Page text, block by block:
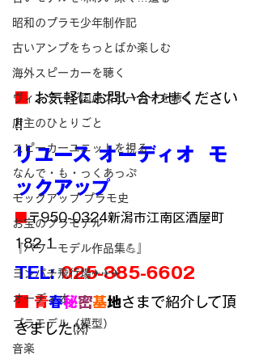
昭和のプラモ少年制作記
古いアンプをちっとばか楽しむ
海外スピーカーを聴く
ヴィンテージ国産スピーカーを聴く
店主のひとりごと
スピーカーユニットを視る
なんで・も・っくあっぷ
モックアップ プラモ史
お宝のプラモデル
『パワーモデル作品集💪』
ヨンパチ飛行場✈✈✈
オーディオ
プラモデル（模型）
音楽
■ お気軽にお問い合わせください
!!
リユース オーディオ  モ
ックアップ
■〒950-0324新潟市江南区酒屋町
182-1
TEL: 025-385-6602
■ 青春秘密基地さまで紹介して頂
きました👐